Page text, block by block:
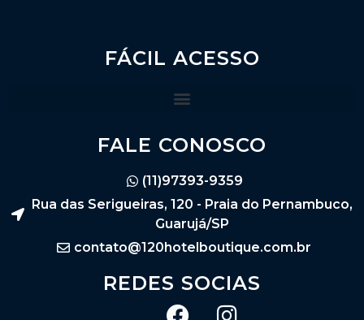
FÁCIL ACESSO
FALE CONOSCO
(11)97393-9359
Rua das Serigueiras, 120 - Praia do Pernambuco,
Guarujá/SP
contato@120hotelboutique.com.br
REDES SOCIAS